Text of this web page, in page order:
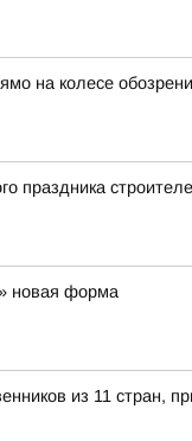
на колесе
праздника
новая форма
из 11 стран,